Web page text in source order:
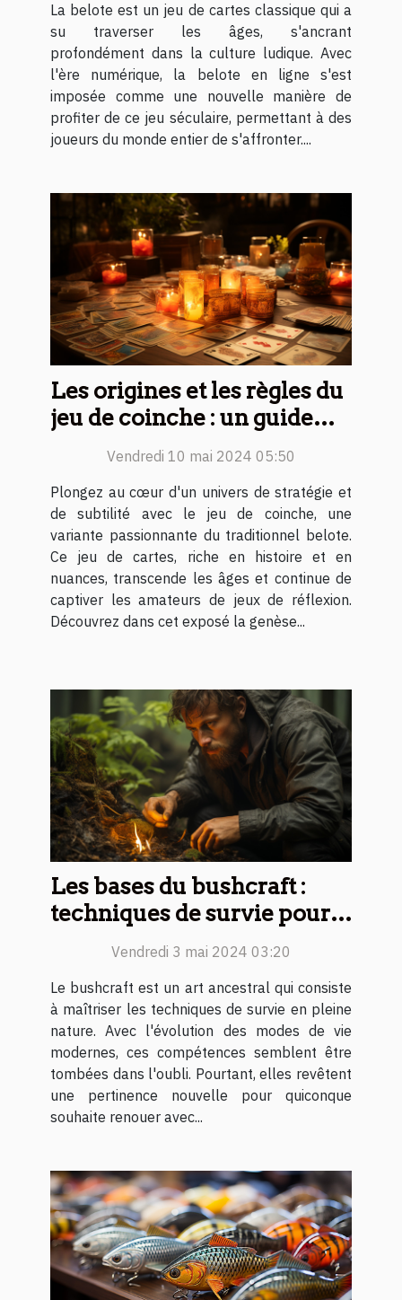
La belote est un jeu de cartes classique qui a
su traverser les âges, s'ancrant
profondément dans la culture ludique. Avec
l'ère numérique, la belote en ligne s'est
imposée comme une nouvelle manière de
profiter de ce jeu séculaire, permettant à des
joueurs du monde entier de s'affronter....
Les origines et les règles du
jeu de coinche : un guide
complet pour débutants
Vendredi 10 mai 2024 05:50
Plongez au cœur d'un univers de stratégie et
de subtilité avec le jeu de coinche, une
variante passionnante du traditionnel belote.
Ce jeu de cartes, riche en histoire et en
nuances, transcende les âges et continue de
captiver les amateurs de jeux de réflexion.
Découvrez dans cet exposé la genèse...
Les bases du bushcraft :
techniques de survie pour
débutantsVendredi 3 mai 2024 03:20
Le bushcraft est un art ancestral qui consiste
à maîtriser les techniques de survie en pleine
nature. Avec l'évolution des modes de vie
modernes, ces compétences semblent être
tombées dans l'oubli. Pourtant, elles revêtent
une pertinence nouvelle pour quiconque
souhaite renouer avec...